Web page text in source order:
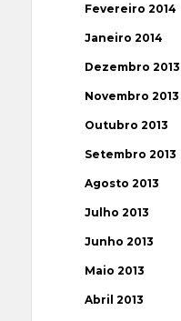
Fevereiro 2014
Janeiro 2014
Dezembro 2013
Novembro 2013
Outubro 2013
Setembro 2013
Agosto 2013
Julho 2013
Junho 2013
Maio 2013
Abril 2013